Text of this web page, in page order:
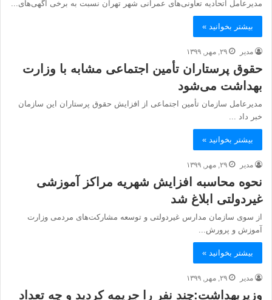
مدیرعامل اتحادیه تعاونی‌های عمرانی شهر تهران نسبت به برخی آگهی‌های...
بیشتر بخوانید »
مدیر ۲۹, مهر, ۱۳۹۹
حقوق پرستاران تأمین اجتماعی مشابه با وزارت
بهداشت می‌شود
مدیرعامل سازمان تأمین اجتماعی از افزایش حقوق پرستاران این سازمان
خبر داد ...
بیشتر بخوانید »
مدیر ۲۹, مهر, ۱۳۹۹
نحوه محاسبه افزایش شهریه مراکز آموزشی
غیردولتی ابلاغ شد
از سوی سازمان مدارس غیردولتی و توسعه مشارکت‌های مردمی وزارت
آموزش و پرورش...
بیشتر بخوانید »
مدیر ۲۹, مهر, ۱۳۹۹
وزیربهداشت:چند نفر را جریمه کردید و چه تعداد